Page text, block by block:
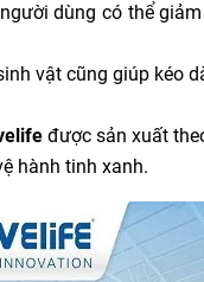
dùng có thể
vật cũng giúp kéo
được sản xuất
hành tinh xanh.